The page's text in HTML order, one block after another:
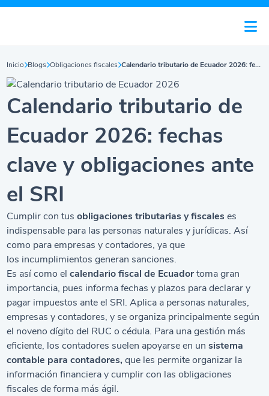
Inicio Blogs Obligaciones fiscales Calendario tributario de Ecuador 2026: fechas clave y obligaciones ante el SRI
Calendario tributario de
Ecuador 2026: fechas
clave y obligaciones ante
el SRI
Cumplir con tusobligaciones tributarias y fiscaleses
indispensable para las personas naturales y jurídicas. Así
como para empresas y contadores, ya que
los incumplimientos generan sanciones.
Es así como elcalendario fiscal de Ecuadortoma gran
importancia, pues informa fechas y plazos para declarar y
pagar impuestos ante el SRI. Aplica a personas naturales,
empresas y contadores, y se organiza principalmente según
el noveno dígito del RUC o cédula. Para una gestión más
eficiente, los contadores suelen apoyarse en unsistema
contable para contadores, que les permite organizar la
información financiera y cumplir con las obligaciones
fiscales de forma más ágil.